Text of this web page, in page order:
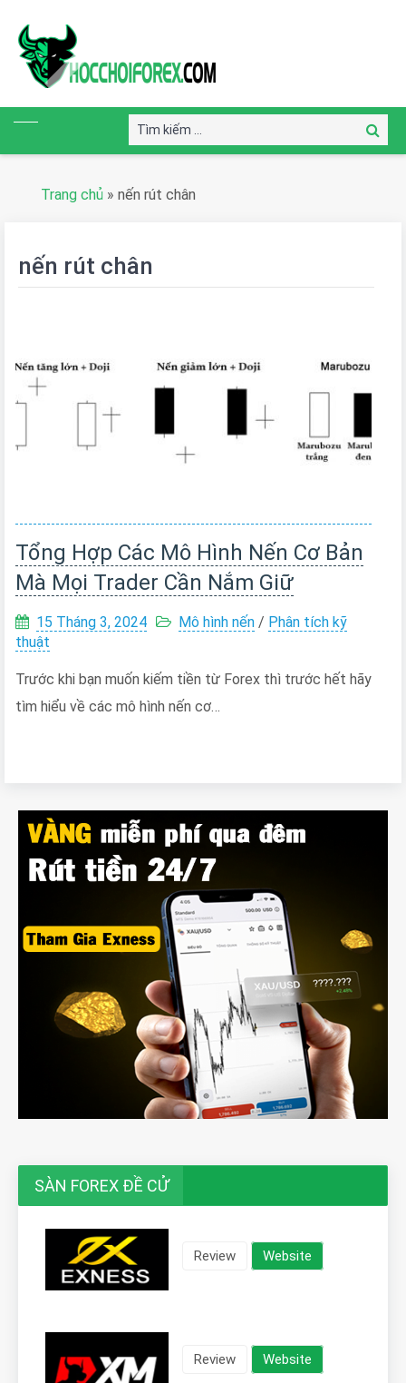
Tìm
kiếm:
Tìm
kiếm
Trang chủ » nến rút chân
nến rút chân
Tổng Hợp Các Mô Hình Nến Cơ Bản
Mà Mọi Trader Cần Nắm Giữ
15 Tháng 3, 2024 Mô hình nến / Phân tích kỹ
thuật
Trước khi bạn muốn kiếm tiền từ Forex thì trước hết hãy
tìm hiểu về các mô hình nến cơ…
SÀN FOREX ĐỀ CỬ
Review Website
Review Website